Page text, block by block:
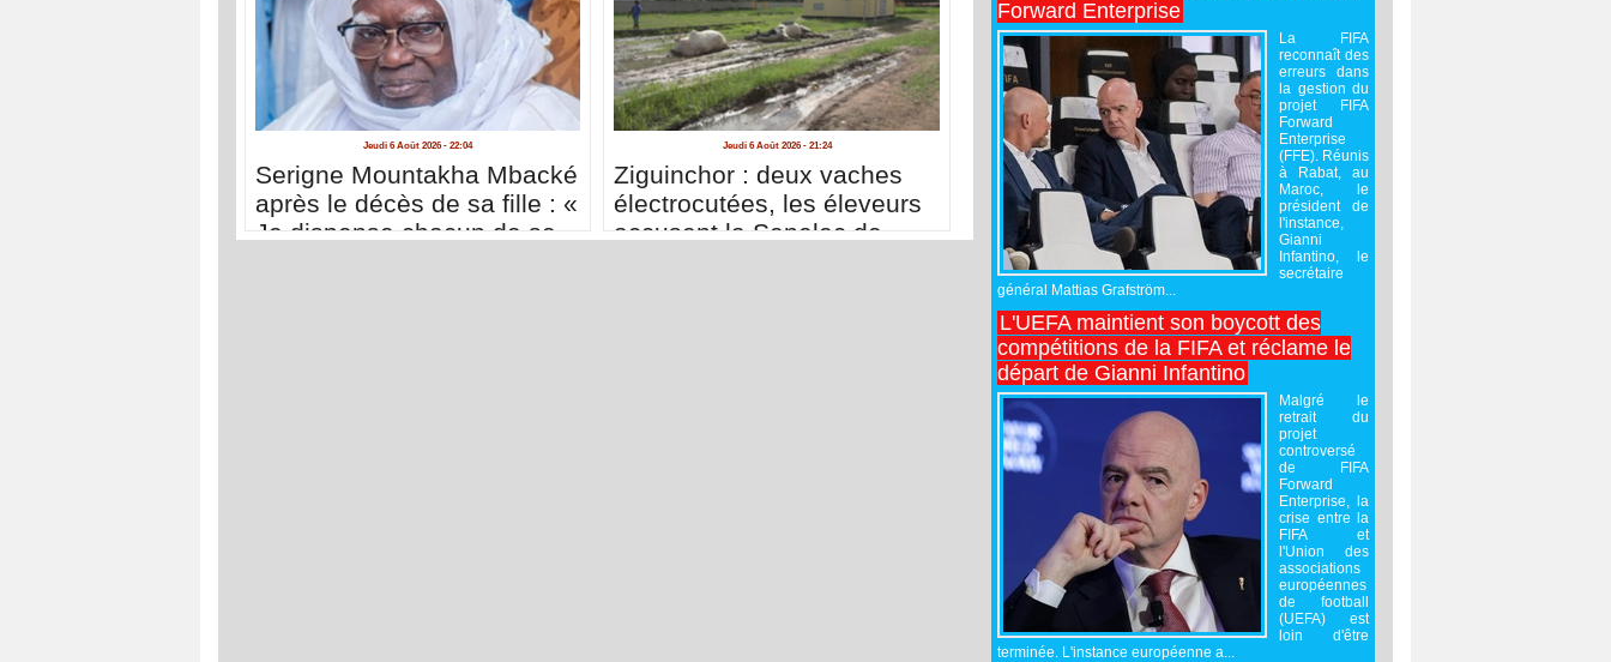
Jeudi 6 Août 2026 - 22:04
Serigne Mountakha Mbacké
après le décès de sa fille : «
Je dispense chacun de se
Jeudi 6 Août 2026 - 21:24
Ziguinchor : deux vaches
électrocutées, les éleveurs
accusent la Senelec de
Forward Enterprise
La FIFA
reconnaît des
erreurs dans
la gestion du
projet FIFA
Forward
Enterprise
(FFE). Réunis
à Rabat, au
Maroc, le
président de
l'instance,
Gianni
Infantino, le
secrétaire
général Mattias Grafström...
L'UEFA maintient son boycott des
compétitions de la FIFA et réclame le
départ de Gianni Infantino
Malgré le
retrait du
projet
controversé
de FIFA
Forward
Enterprise, la
crise entre la
FIFA et
l'Union des
associations
européennes
de football
(UEFA) est
loin d'être
terminée. L'instance européenne a...